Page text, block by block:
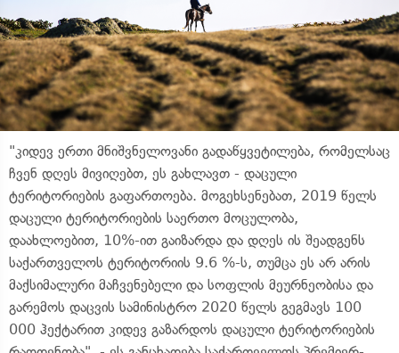
"კიდევ ერთი მნიშვნელოვანი გადაწყვეტილება, რომელსაც
ჩვენ დღეს მივიღებთ, ეს გახლავთ - დაცული
ტერიტორიების გაფართოება. მოგეხსენებათ, 2019 წელს
დაცული ტერიტორიების საერთო მოცულობა,
დაახლოებით, 10%-ით გაიზარდა და დღეს ის შეადგენს
საქართველოს ტერიტორიის 9.6 %-ს, თუმცა ეს არ არის
მაქსიმალური მაჩვენებელი და სოფლის მეურნეობისა და
გარემოს დაცვის სამინისტრო 2020 წელს გეგმავს 100
000 ჰექტარით კიდევ გაზარდოს დაცული ტერიტორიების